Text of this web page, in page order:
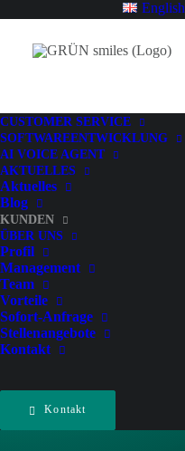
English
CUSTOMER SERVICE
SOFTWARE­ENTWICKLUNG
AI VOICE AGENT
AKTUELLES
Aktuelles
Blog
KUNDEN
ÜBER UNS
Profil
Management
Team
Vorteile
Sofort-Anfrage
Stellenangebote
Kontakt
Kontakt